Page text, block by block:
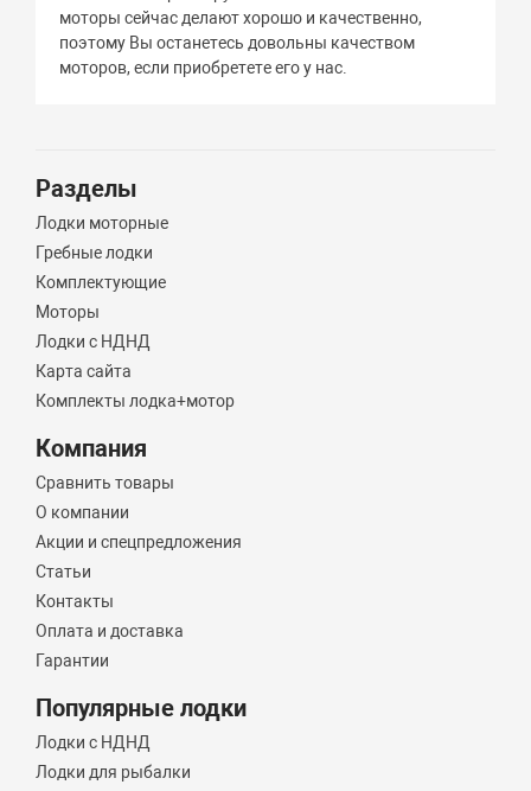
моторы сейчас делают хорошо и качественно,
поэтому Вы останетесь довольны качеством
моторов, если приобретете его у нас.
Разделы
Лодки моторные
Гребные лодки
Комплектующие
Моторы
Лодки с НДНД
Карта сайта
Комплекты лодка+мотор
Компания
Сравнить товары
О компании
Акции и спецпредложения
Статьи
Контакты
Оплата и доставка
Гарантии
Популярные лодки
Лодки с НДНД
Лодки для рыбалки